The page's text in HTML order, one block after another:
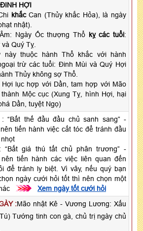
ĐINH HỢI
khắcCan (Thủy khắc Hỏa), là ngày
nhật).
Ngày Ốc thượng Thổ kỵ các tuổi:
Quý Tỵ.
này thuộc hành Thổ khắc với hành
trừ các tuổi: Đinh Mùi và Quý Hợi
Thủy không sợ Thổ.
Hợi lục hợp với Dần, tam hợp với Mão
Mộc cục (Xung Tỵ, hình Hợi, hại
Dần, tuyệt Ngọ)
: “Bất thế đầu đầu chủ sanh sang” -
tiến hành việc cắt tóc để tránh đầu
“Bất giá thú tất chủ phân trương” -
nên tiến hành các việc liên quan đến
để tránh ly biệt. Vì vây, nếu quý bạn
ngày cưới hỏi tốt thì nên chọn một
>>> Xem ngày tốt cưới hỏi
:Mão nhật Kê - Vương Lương: Xấu
Tướng tinh con gà, chủ trị ngày chủ